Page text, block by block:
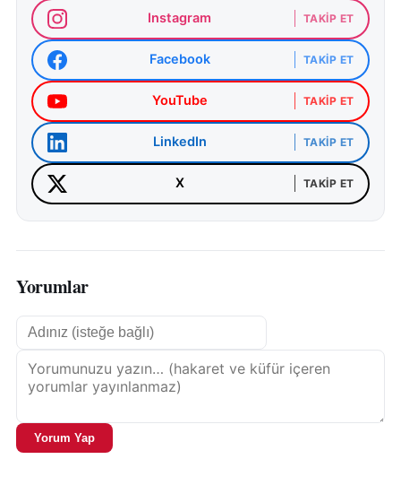
Instagram TAKIP ET
Facebook TAKIP ET
YouTube TAKIP ET
LinkedIn TAKIP ET
X TAKIP ET
Yorumlar
Yorum Yap